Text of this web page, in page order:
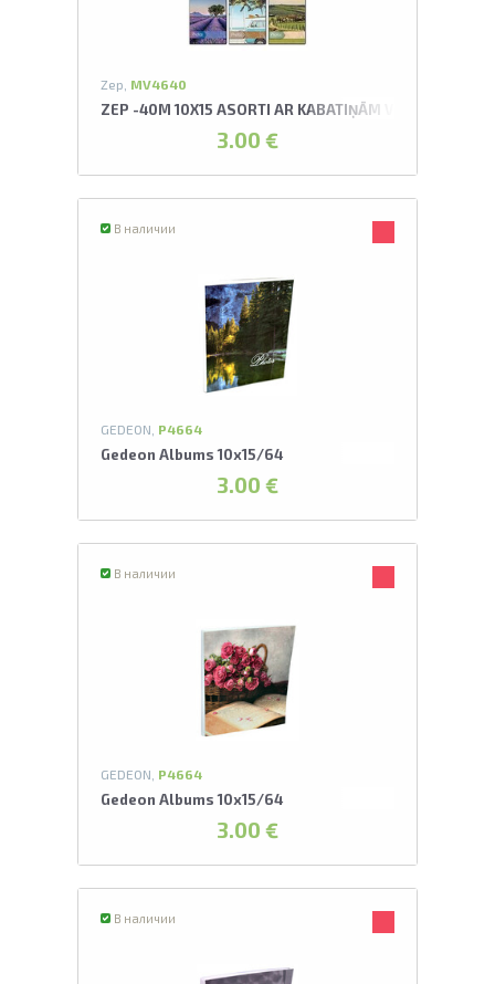
Zep, MV4640
ZEP -40M 10X15 ASORTI AR KABATIŅĀM VIAGGIO
3.00 €
В наличии
GEDEON, P4664
Gedeon Albums 10x15/64
3.00 €
В наличии
GEDEON, P4664
Gedeon Albums 10x15/64
3.00 €
В наличии